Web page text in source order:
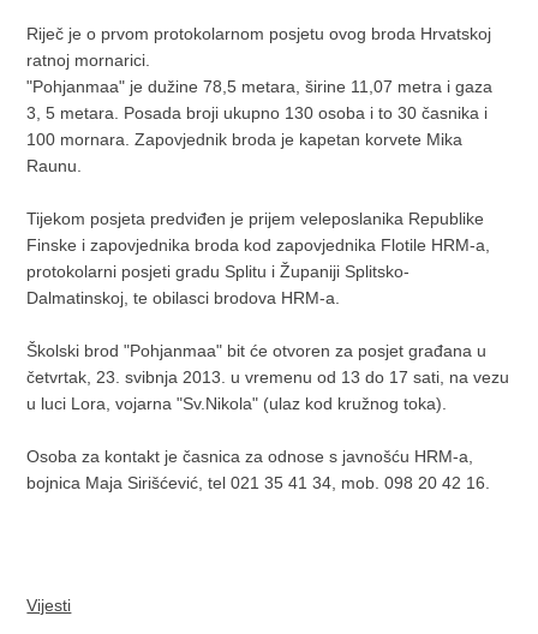
Riječ je o prvom protokolarnom posjetu ovog broda Hrvatskoj
ratnoj mornarici.
"Pohjanmaa" je dužine 78,5 metara, širine 11,07 metra i gaza
3, 5 metara. Posada broji ukupno 130 osoba i to 30 časnika i
100 mornara. Zapovjednik broda je kapetan korvete Mika
Raunu.
Tijekom posjeta predviđen je prijem veleposlanika Republike
Finske i zapovjednika broda kod zapovjednika Flotile HRM-a,
protokolarni posjeti gradu Splitu i Županiji Splitsko-
Dalmatinskoj, te obilasci brodova HRM-a.
Školski brod "Pohjanmaa" bit će otvoren za posjet građana u
četvrtak, 23. svibnja 2013. u vremenu od 13 do 17 sati, na vezu
u luci Lora, vojarna "Sv.Nikola" (ulaz kod kružnog toka).
Osoba za kontakt je časnica za odnose s javnošću HRM-a,
bojnica Maja Sirišćević, tel 021 35 41 34, mob. 098 20 42 16.
Vijesti